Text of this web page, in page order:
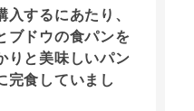
するにあたり、
ブドウの食パンを
りと美味しいパン
完食していまし